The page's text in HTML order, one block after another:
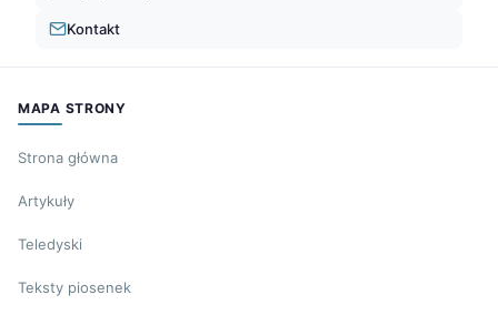
Kontakt
MAPA STRONY
Strona główna
Artykuły
Teledyski
Teksty piosenek